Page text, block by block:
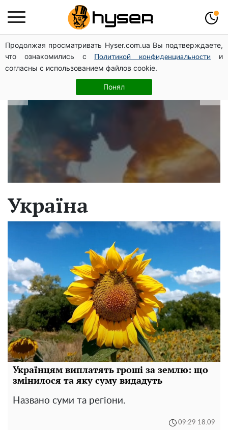
Продолжая просматривать Hyser.com.ua Вы подтверждаете,
что ознакомились с
Политикой конфиденциальности
и
согласны с использованием файлов cookie.
Понял
В які дати народжуються найвірніші
чоловіки: краще одразу перевірити,
щоб потім не страждати
Україна
Українцям виплатять гроші за землю: що
змінилося та яку суму видадуть
Названо суми та регіони.
09:29 18.09